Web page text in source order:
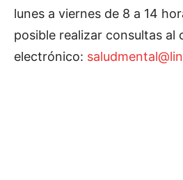
lunes a viernes de 8 a 14
posible realizar consultas al
electrónico: